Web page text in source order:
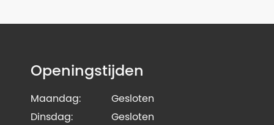
Openingstijden
Maandag:
Gesloten
Dinsdag:
Gesloten